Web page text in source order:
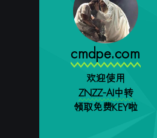
cmdpe.com
欢迎使用
ZNZZ-AI中转
领取免费KEY啦